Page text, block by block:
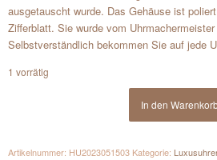
ausgetauscht wurde. Das Gehäuse ist
Zifferblatt. Sie wurde vom
Selbstverständlich bekommen Sie auf jede
1 vorrätig
In den
Artikelnummer: HU2023051503 Kategorie: